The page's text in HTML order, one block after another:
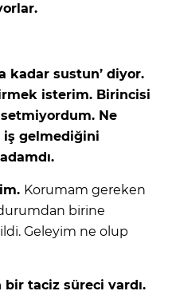
kadar sustun’ diyor.
isterim. Birincisi
Ne
iş gelmediğini
Korumam gereken
birine
Geleyim ne olup
taciz süreci vardı.